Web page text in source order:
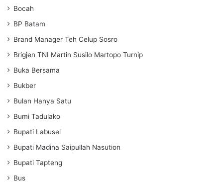
Bocah
BP Batam
Brand Manager Teh Celup Sosro
Brigjen TNI Martin Susilo Martopo Turnip
Buka Bersama
Bukber
Bulan Hanya Satu
Bumi Tadulako
Bupati Labusel
Bupati Madina Saipullah Nasution
Bupati Tapteng
Bus